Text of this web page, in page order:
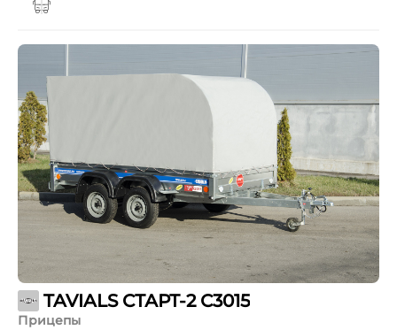
TAVIALS СТАРТ-2 С3015
Прицепы